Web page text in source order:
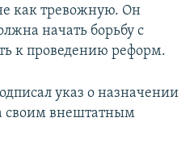
как тревожную. Он
начать борьбу с
к проведению реформ.
указ о назначении
своим внештатным